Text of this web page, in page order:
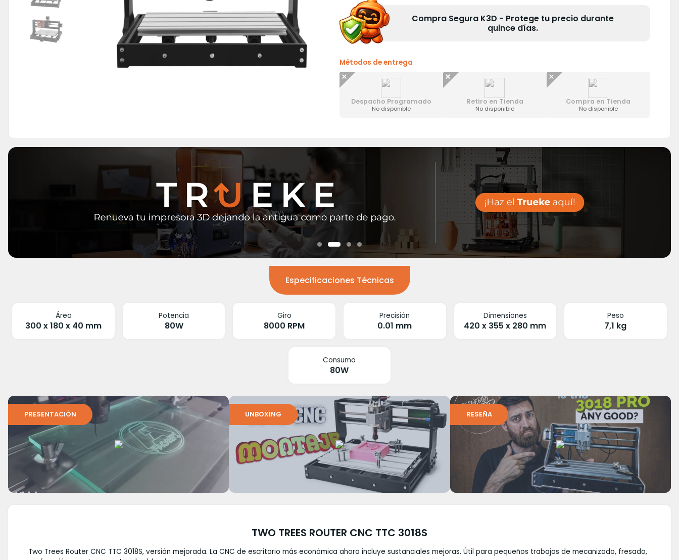
Compra Segura K3D - Protege tu precio durante
quince días.
Métodos de entrega
Despacho Programado
No disponible
Retiro en Tienda
No disponible
Compra en Tienda
No disponible
Especificaciones Técnicas
Área
300 x 180 x 40 mm
Potencia
80W
Giro
8000 RPM
Precisión
0.01 mm
Dimensiones
420 x 355 x 280 mm
Peso
7,1 kg
Consumo
80W
PRESENTACIÓN UNBOXING RESEÑA
TWO TREES ROUTER CNC TTC 3018S
Two Trees Router CNC TTC 3018S, versión mejorada. La CNC de escritorio más económica ahora incluye sustanciales mejoras. Útil para pequeños trabajos de mecanizado, fresado,